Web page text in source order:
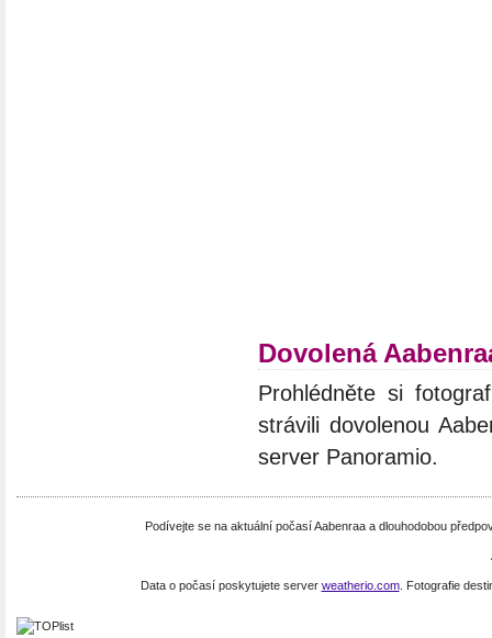
Dovolená
Prohlédněte si
strávili dovolenou
server Panoramio.
Podívejte se na aktuální počasí Aabenraa a dlouhodobou
Data o počasí poskytujete server weatherio.com. Fotografie